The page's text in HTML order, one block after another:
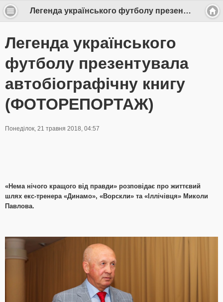
Легенда українського футболу презентувала автобіографічну книгу (ФОТОРЕПОРТАЖ)
Легенда українського
футболу презентувала
автобіографічну книгу
(ФОТОРЕПОРТАЖ)
Понеділок, 21 травня 2018, 04:57
«Нема нічого кращого від правди» розповідає про життєвий
шлях екс-тренера «Динамо», «Ворскли» та «Іллічівця» Миколи
Павлова.